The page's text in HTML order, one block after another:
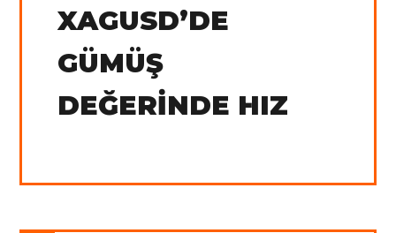
XAGUSD’DE
GÜMÜŞ
DEĞERINDE HIZ